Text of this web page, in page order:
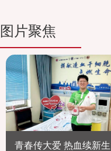
图片聚焦
青春传大爱 热血续新生